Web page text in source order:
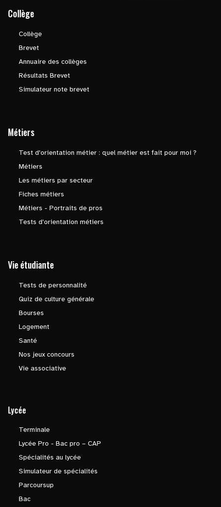
Collège
Collège
Brevet
Annuaire des collèges
Résultats Brevet
Simulateur note brevet
Métiers
Test d'orientation métier : quel métier est fait pour moi ?
Métiers
Les métiers par secteur
Fiches métiers
Métiers - Portraits de pros
Tests d'orientation métiers
Vie étudiante
Tests de personnalité
Quiz de culture générale
Bourses
Logement
Santé
Nos jeux concours
Vie associative
Lycée
Terminale
Lycée Pro - Bac pro – CAP
Spécialités au lycée
Simulateur de spécialités
Parcoursup
Bac